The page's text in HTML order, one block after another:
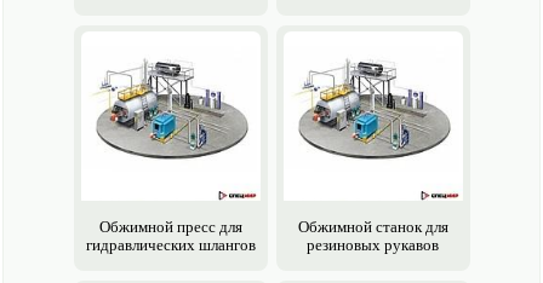
Обжимной пресс для
гидравлических шлангов
Обжимной станок для
резиновых рукавов